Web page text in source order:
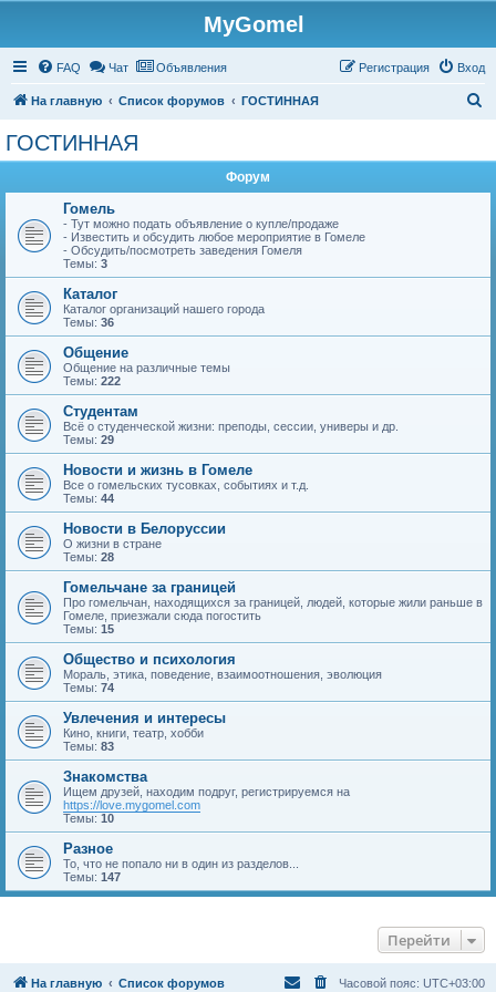
MyGomel
FAQ Чат Объявления Вход
Регистрация
На главную Список форумов ГОСТИННАЯ
ГОСТИННАЯ
Форум
Гомель
- Тут можно подать объявление о купле/продаже
- Известить и обсудить любое мероприятие в Гомеле
- Обсудить/посмотреть заведения Гомеля
Темы: 3
Каталог
Каталог организаций нашего города
Темы: 36
Общение
Общение на различные темы
Темы: 222
Студентам
Всё о студенческой жизни: преподы, сессии, универы и др.
Темы: 29
Новости и жизнь в Гомеле
Все о гомельских тусовках, событиях и т.д.
Темы: 44
Новости в Белоруссии
О жизни в стране
Темы: 28
Гомельчане за границей
Про гомельчан, находящихся за границей, людей, которые жили раньше в
Гомеле, приезжали сюда погостить
Темы: 15
Общество и психология
Мораль, этика, поведение, взаимоотношения, эволюция
Темы: 74
Увлечения и интересы
Кино, книги, театр, хобби
Темы: 83
Знакомства
Ищем друзей, находим подруг, регистрируемся на
https://love.mygomel.com
Темы: 10
Разное
То, что не попало ни в один из разделов...
Темы: 147
Перейти
На главную Список форумов Часовой пояс: UTC+03:00